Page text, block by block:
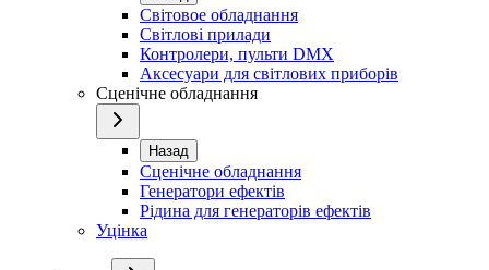
Світовое обладнання
Світлові прилади
Контролери, пульти DMX
Аксесуари для світлових приборів
Сценічне обладнання
Назад
Сценічне обладнання
Генератори ефектів
Рідина для генераторів ефектів
Уцінка